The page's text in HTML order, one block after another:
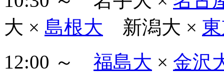
大 × 島根大 新潟大 ×
12:00 ～ 福島大 × 金沢